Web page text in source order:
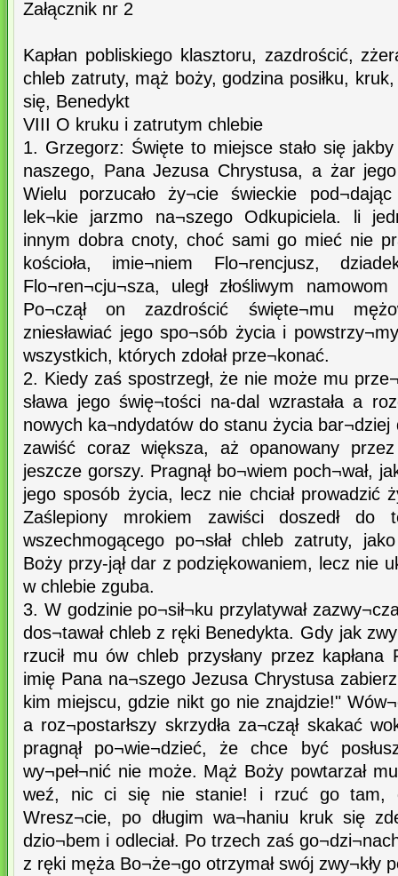
Załącznik nr 2
Kapłan pobliskiego klasztoru, zazdrościć,
chleb zatruty, mąż boży, godzina posiłku, kruk,
się, Benedykt
VIII O kruku i zatrutym chlebie
1. Grzegorz: Święte to miejsce stało się
naszego, Pana Jezusa Chrystusa, a żar
Wielu porzucało ży¬cie świeckie
lek¬kie jarzmo na¬szego Odkupiciela. li
innym dobra cnoty, choć sami go mieć nie
kościoła, imie¬niem Flo¬rencjusz,
Flo¬ren¬cju¬sza, uległ złośliwym
Po¬czął on zazdrościć święte¬mu
zniesławiać jego spo¬sób życia i
wszystkich, których zdołał prze¬konać.
2. Kiedy zaś spostrzegł, że nie może mu
sława jego świę¬tości na-dal wzrastała a
nowych ka¬ndydatów do stanu życia bar¬dziej
zawiść coraz większa, aż opanowany
jeszcze gorszy. Pragnął bo¬wiem poch¬wał,
jego sposób życia, lecz nie chciał prowadzić
Zaślepiony mrokiem zawiści doszedł do
wszechmogącego po¬słał chleb zatruty,
Boży przy-jął dar z podziękowaniem, lecz nie
w chlebie zguba.
3. W godzinie po¬sił¬ku przylatywał
dos¬tawał chleb z ręki Benedykta. Gdy jak
rzucił mu ów chleb przysłany przez kapłana
imię Pana na¬szego Jezusa Chrystusa
kim miejscu, gdzie nikt go nie znajdzie!"
a roz¬postarłszy skrzydła za¬czął skakać
pragnął po¬wie¬dzieć, że chce być
wy¬peł¬nić nie może. Mąż Boży powtarzał
weź, nic ci się nie stanie! i rzuć go tam,
Wresz¬cie, po długim wa¬haniu kruk się
dzio¬bem i odleciał. Po trzech zaś
z ręki męża Bo¬że¬go otrzymał swój zwy¬kły